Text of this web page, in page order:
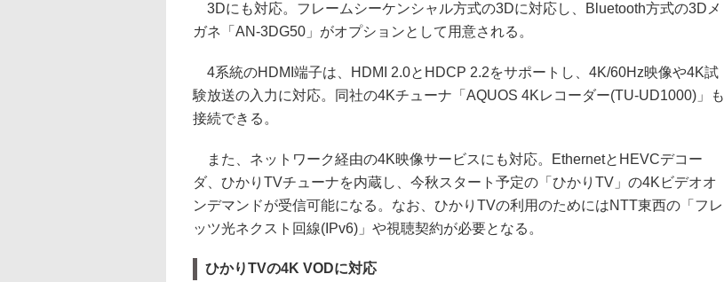
3Dにも対応。フレームシーケンシャル方式の3Dに対応し、Bluetooth方式の3Dメ
ガネ「AN-3DG50」がオプションとして用意される。
4系統のHDMI端子は、HDMI 2.0とHDCP 2.2をサポートし、4K/60Hz映像や4K試
験放送の入力に対応。同社の4Kチューナ「AQUOS 4Kレコーダー(TU-UD1000)」も
接続できる。
また、ネットワーク経由の4K映像サービスにも対応。EthernetとHEVCデコー
ダ、ひかりTVチューナを内蔵し、今秋スタート予定の「ひかりTV」の4Kビデオオ
ンデマンドが受信可能になる。なお、ひかりTVの利用のためにはNTT東西の「フレ
ッツ光ネクスト回線(IPv6)」や視聴契約が必要となる。
ひかりTVの4K VODに対応